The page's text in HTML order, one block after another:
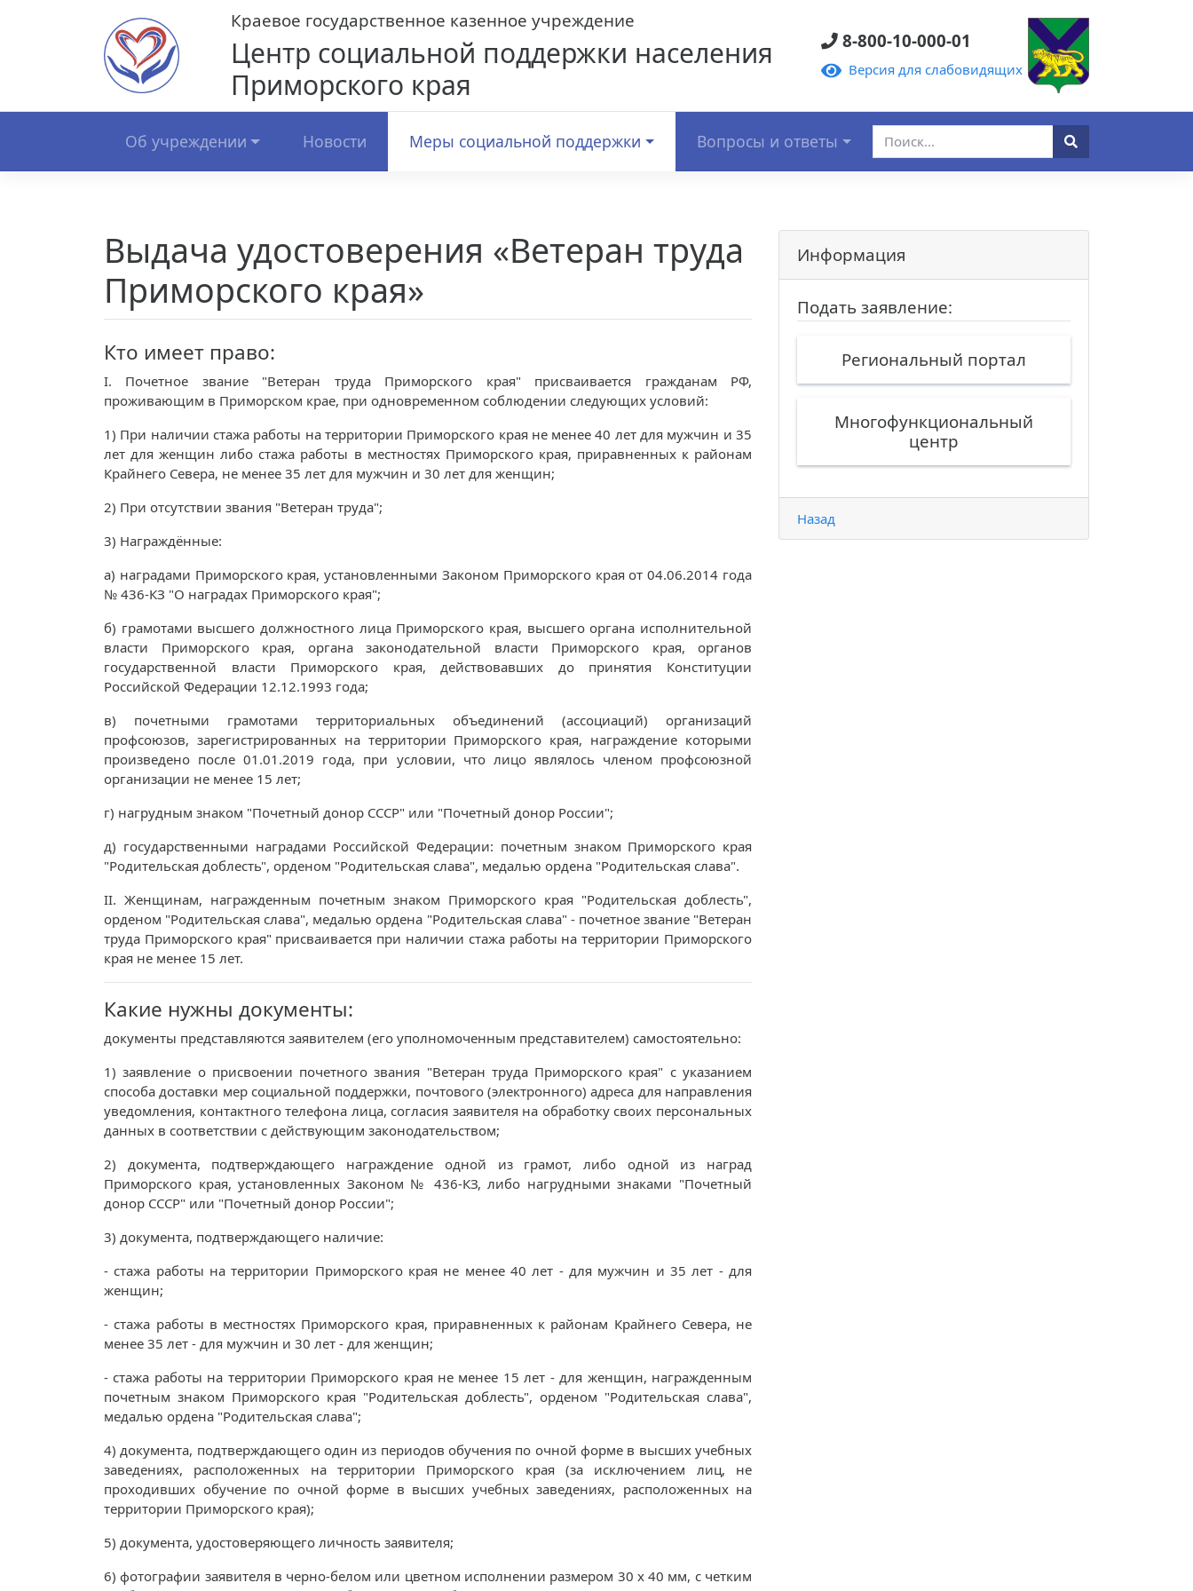
Краевое государственное казенное учреждение
Центр социальной поддержки населения
Приморского края
8-800-10-000-01
Версия для слабовидящих
Об учреждении Новости Меры социальной поддержки Вопросы и ответы
Выдача удостоверения «Ветеран труда
Приморского края»
Кто имеет право:
I. Почетное звание "Ветеран труда Приморского края" присваивается гражданам РФ,
проживающим в Приморском крае, при одновременном соблюдении следующих условий:
1) При наличии стажа работы на территории Приморского края не менее 40 лет для мужчин и 35
лет для женщин либо стажа работы в местностях Приморского края, приравненных к районам
Крайнего Севера, не менее 35 лет для мужчин и 30 лет для женщин;
2) При отсутствии звания "Ветеран труда";
3) Награждённые:
а) наградами Приморского края, установленными Законом Приморского края от 04.06.2014 года
№ 436-КЗ "О наградах Приморского края";
б) грамотами высшего должностного лица Приморского края, высшего органа исполнительной
власти Приморского края, органа законодательной власти Приморского края, органов
государственной власти Приморского края, действовавших до принятия Конституции
Российской Федерации 12.12.1993 года;
в) почетными грамотами территориальных объединений (ассоциаций) организаций
профсоюзов, зарегистрированных на территории Приморского края, награждение которыми
произведено после 01.01.2019 года, при условии, что лицо являлось членом профсоюзной
организации не менее 15 лет;
г) нагрудным знаком "Почетный донор СССР" или "Почетный донор России";
д) государственными наградами Российской Федерации: почетным знаком Приморского края
"Родительская доблесть", орденом "Родительская слава", медалью ордена "Родительская слава".
II. Женщинам, награжденным почетным знаком Приморского края "Родительская доблесть",
орденом "Родительская слава", медалью ордена "Родительская слава" - почетное звание "Ветеран
труда Приморского края" присваивается при наличии стажа работы на территории Приморского
края не менее 15 лет.
Какие нужны документы:
документы представляются заявителем (его уполномоченным представителем) самостоятельно:
1) заявление о присвоении почетного звания "Ветеран труда Приморского края" с указанием
способа доставки мер социальной поддержки, почтового (электронного) адреса для направления
уведомления, контактного телефона лица, согласия заявителя на обработку своих персональных
данных в соответствии с действующим законодательством;
2) документа, подтверждающего награждение одной из грамот, либо одной из наград
Приморского края, установленных Законом № 436-КЗ, либо нагрудными знаками "Почетный
донор СССР" или "Почетный донор России";
3) документа, подтверждающего наличие:
- стажа работы на территории Приморского края не менее 40 лет - для мужчин и 35 лет - для
женщин;
- стажа работы в местностях Приморского края, приравненных к районам Крайнего Севера, не
менее 35 лет - для мужчин и 30 лет - для женщин;
- стажа работы на территории Приморского края не менее 15 лет - для женщин, награжденным
почетным знаком Приморского края "Родительская доблесть", орденом "Родительская слава",
медалью ордена "Родительская слава";
4) документа, подтверждающего один из периодов обучения по очной форме в высших учебных
заведениях, расположенных на территории Приморского края (за исключением лиц, не
проходивших обучение по очной форме в высших учебных заведениях, расположенных на
территории Приморского края);
5) документа, удостоверяющего личность заявителя;
6) фотографии заявителя в черно-белом или цветном исполнении размером 30 x 40 мм, с четким
Информация
Подать заявление:
Региональный портал
Многофункциональный
центр
Назад